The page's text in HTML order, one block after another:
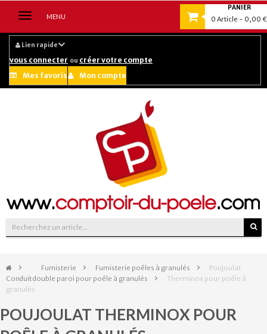
Lien rapide
vous connecter ou créer votre compte
Mes favoris
Mon compte
PANIER
0 Article - 0,00 €
Suivez-nous sur :
Navigation
MENU
&gt; Fumisterie > Fumisterie poêles à granulés
>
Conduit double paroi pour poêle à granulés
>
Poujoulat
Therminox pour poêle à
granulés
POUJOULAT THERMINOX POUR